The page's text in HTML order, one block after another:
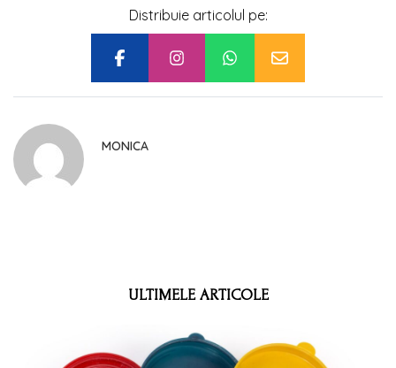
Distribuie articolul pe:
MONICA
ULTIMELE ARTICOLE